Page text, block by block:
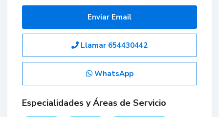
Enviar Email
Llamar 654430442
WhatsApp
Especialidades y Áreas de Servicio